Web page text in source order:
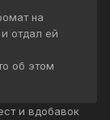
на
отдал ей
об этом
и вдобавок